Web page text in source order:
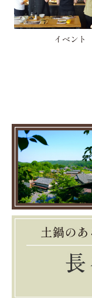
イベント